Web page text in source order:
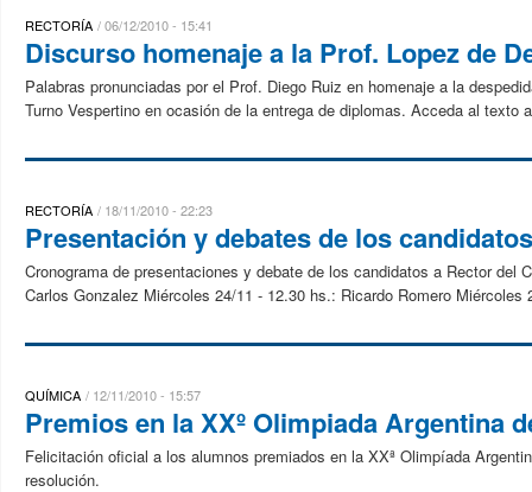
RECTORÍA 06/12/2010 - 15:41
Discurso homenaje a la Prof. Lopez de
Palabras pronunciadas por el Prof. Diego Ruiz en homenaje a la
Turno Vespertino en ocasión de la entrega de diplomas. Acceda al texto
RECTORÍA 18/11/2010 - 22:23
Presentación y debates de los
Cronograma de presentaciones y debate de los candidatos a Rector
Carlos Gonzalez Miércoles 24/11 - 12.30 hs.: Ricardo Romero Miércoles
QUÍMICA 12/11/2010 - 15:57
Premios en la XXº Olimpiada Argentina
Felicitación oficial a los alumnos premiados en la XXª Olimpíada
resolución.